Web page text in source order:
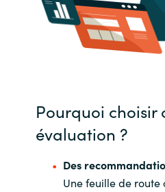
Pourquoi choisir
évaluation ?
Des
Une feuille de